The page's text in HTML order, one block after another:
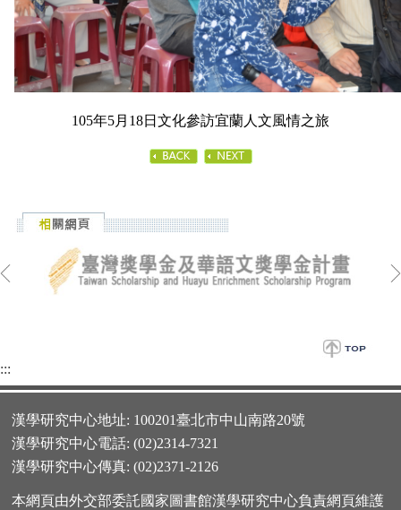
105年5月18日文化參訪宜蘭人文風情之旅
:::
漢學研究中心地址: 100201臺北市中山南路20號
漢學研究中心電話: (02)2314-7321
漢學研究中心傳真: (02)2371-2126
本網頁由外交部委託國家圖書館漢學研究中心負責網頁維護